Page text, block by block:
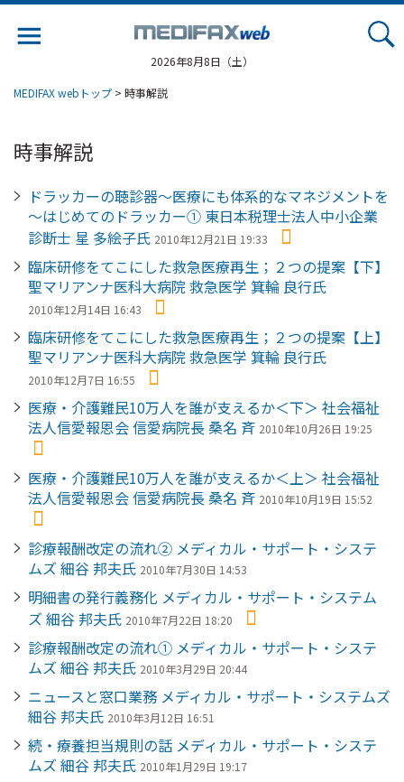
2026年8月8日（土）
MEDIFAX webトップ > 時事解説
時事解説
ドラッカーの聴診器～医療にも体系的なマネジメントを
～はじめてのドラッカー① 東日本税理士法人中小企業
診断士 星 多絵子氏 2010年12月21日 19:33
臨床研修をてこにした救急医療再生；２つの提案【下】
聖マリアンナ医科大病院 救急医学 箕輪 良行氏
2010年12月14日 16:43
臨床研修をてこにした救急医療再生；２つの提案【上】
聖マリアンナ医科大病院 救急医学 箕輪 良行氏
2010年12月7日 16:55
医療・介護難民10万人を誰が支えるか＜下＞ 社会福祉
法人信愛報恩会 信愛病院長 桑名 斉 2010年10月26日 19:25
医療・介護難民10万人を誰が支えるか＜上＞ 社会福祉
法人信愛報恩会 信愛病院長 桑名 斉 2010年10月19日 15:52
診療報酬改定の流れ② メディカル・サポート・システ
ムズ 細谷 邦夫氏 2010年7月30日 14:53
明細書の発行義務化 メディカル・サポート・システム
ズ 細谷 邦夫氏 2010年7月22日 18:20
診療報酬改定の流れ① メディカル・サポート・システ
ムズ 細谷 邦夫氏 2010年3月29日 20:44
ニュースと窓口業務 メディカル・サポート・システムズ
細谷 邦夫氏 2010年3月12日 16:51
続・療養担当規則の話 メディカル・サポート・システ
ムズ 細谷 邦夫氏 2010年1月29日 19:17